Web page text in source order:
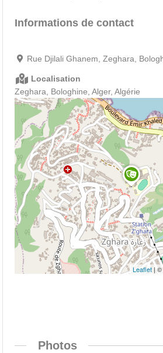
Informations de contact
Rue Djilali Ghanem, Zeghara,
Localisation
Zeghara, Bologhine, Alger, Algérie
Leaflet| ©
Photos